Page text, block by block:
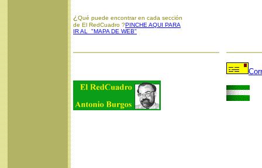
¿ Qué puede encontrar en cada sección
de El RedCuadro ?PINCHE AQUI PARA
IR AL "MAPA DE WEB"